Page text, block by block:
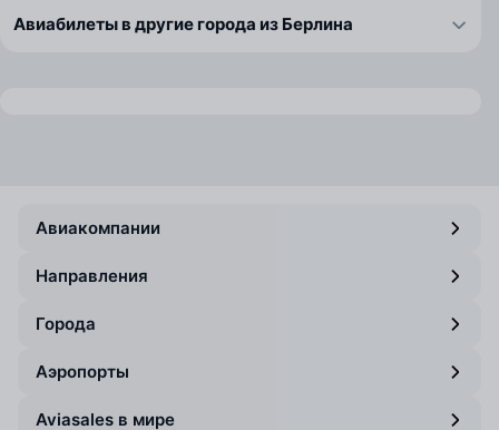
Авиабилеты в другие города из Берлина
Авиакомпании
Направления
Города
Аэропорты
Aviasales в мире